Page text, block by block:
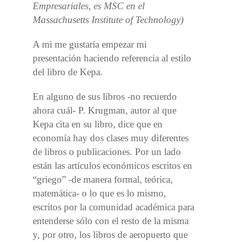
Empresariales, es MSC en el
Massachusetts Institute of Technology)
A mi me gustaría empezar mi
presentación haciendo referencia al estilo
del libro de Kepa.
En alguno de sus libros -no recuerdo
ahora cuál- P. Krugman, autor al que
Kepa cita en su libro, dice que en
economía hay dos clases muy diferentes
de libros o publicaciones. Por un lado
están las artículos económicos escritos en
“griego” -de manera formal, teórica,
matemática- o lo que es lo mismo,
escritos por la comunidad académica para
entenderse sólo con el resto de la misma
y, por otro, los libros de aeropuerto que